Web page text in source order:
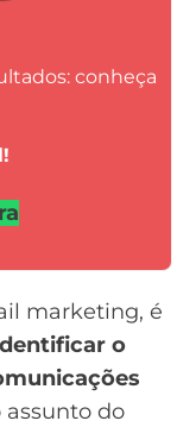
conheça
marketing, é
o
assunto do